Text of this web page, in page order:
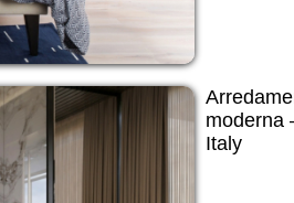
moderna
Italy